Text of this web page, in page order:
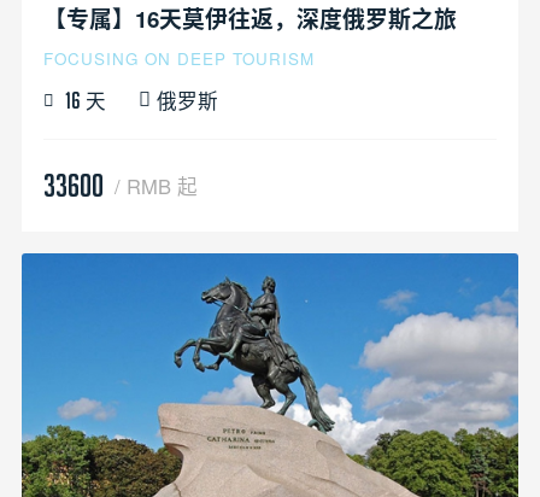
【专属】16天莫伊往返，深度俄罗斯之旅
FOCUSING ON DEEP TOURISM
16 天 俄罗斯
33600 / RMB 起